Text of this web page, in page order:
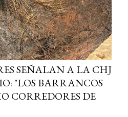
SEÑALAN A LA CHJ
"LOS BARRANCOS
CORREDORES DE